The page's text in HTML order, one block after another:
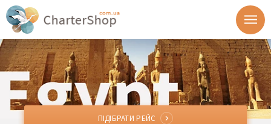
ПІДІБРАТИ РЕЙС
ПІДІБРАТИ РЕЙС